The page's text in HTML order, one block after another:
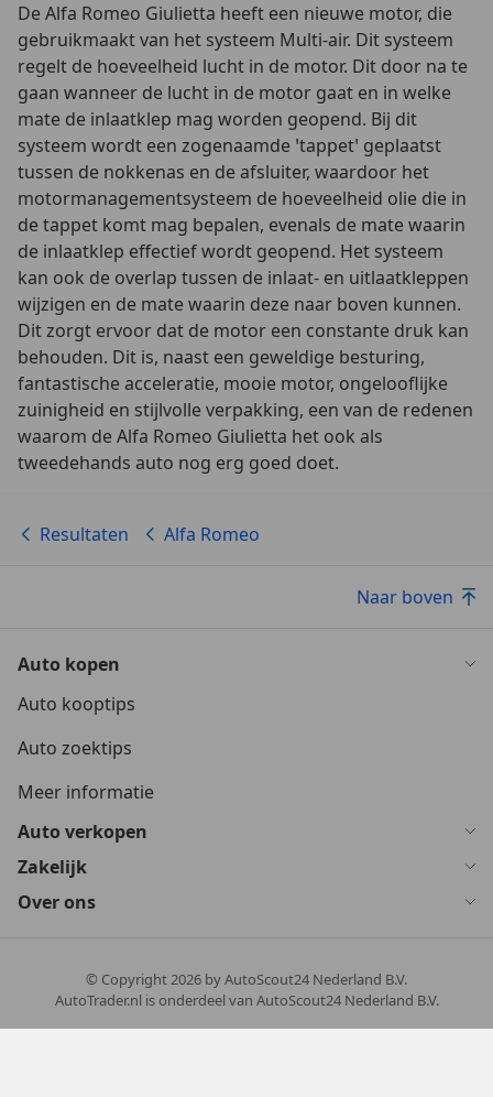
De Alfa Romeo Giulietta heeft een nieuwe motor, die
gebruikmaakt van het systeem Multi-air. Dit systeem
regelt de hoeveelheid lucht in de motor. Dit door na te
gaan wanneer de lucht in de motor gaat en in welke
mate de inlaatklep mag worden geopend. Bij dit
systeem wordt een zogenaamde ꞌtappetꞌ geplaatst
tussen de nokkenas en de afsluiter, waardoor het
motormanagementsysteem de hoeveelheid olie die in
de tappet komt mag bepalen, evenals de mate waarin
de inlaatklep effectief wordt geopend. Het systeem
kan ook de overlap tussen de inlaat- en uitlaatkleppen
wijzigen en de mate waarin deze naar boven kunnen.
Dit zorgt ervoor dat de motor een constante druk kan
behouden. Dit is, naast een geweldige besturing,
fantastische acceleratie, mooie motor, ongelooflijke
zuinigheid en stijlvolle verpakking, een van de redenen
waarom de Alfa Romeo Giulietta het ook als
tweedehands auto nog erg goed doet.
Resultaten Alfa Romeo
Naar boven
Auto kopen
Auto kooptips
Auto zoektips
Meer informatie
Auto verkopen
Zakelijk
Over ons
© Copyright2026 by AutoScout24 Nederland B.V.
AutoTrader.nl is onderdeel van AutoScout24 Nederland B.V.